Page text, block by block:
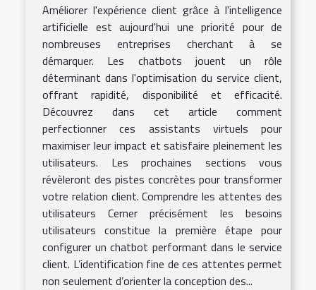
Améliorer l'expérience client grâce à l'intelligence
artificielle est aujourd'hui une priorité pour de
nombreuses entreprises cherchant à se
démarquer. Les chatbots jouent un rôle
déterminant dans l'optimisation du service client,
offrant rapidité, disponibilité et efficacité.
Découvrez dans cet article comment
perfectionner ces assistants virtuels pour
maximiser leur impact et satisfaire pleinement les
utilisateurs. Les prochaines sections vous
révèleront des pistes concrètes pour transformer
votre relation client. Comprendre les attentes des
utilisateurs Cerner précisément les besoins
utilisateurs constitue la première étape pour
configurer un chatbot performant dans le service
client. L’identification fine de ces attentes permet
non seulement d’orienter la conception des...